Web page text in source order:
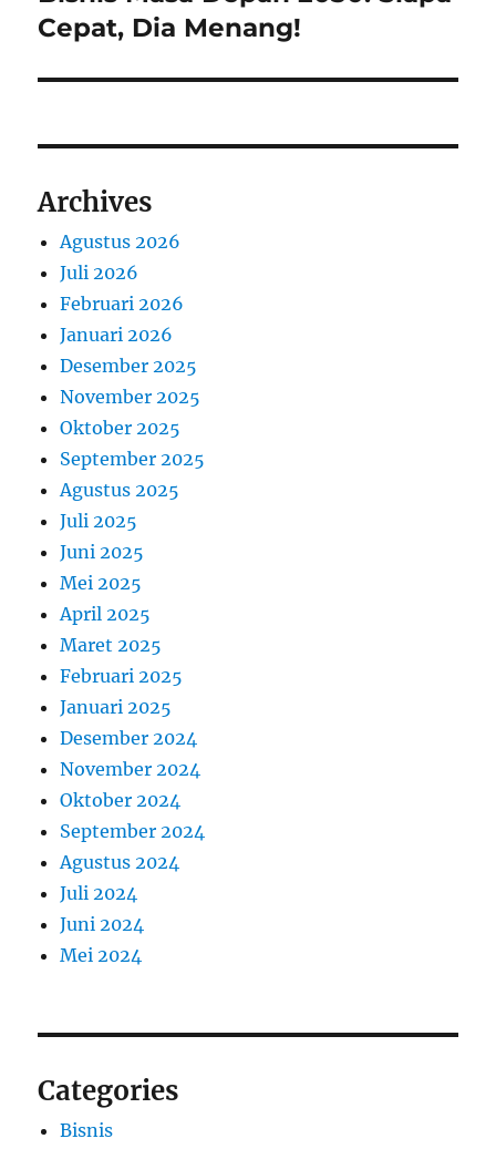
post:
Cepat, Dia Menang!
Archives
Agustus 2026
Juli 2026
Februari 2026
Januari 2026
Desember 2025
November 2025
Oktober 2025
September 2025
Agustus 2025
Juli 2025
Juni 2025
Mei 2025
April 2025
Maret 2025
Februari 2025
Januari 2025
Desember 2024
November 2024
Oktober 2024
September 2024
Agustus 2024
Juli 2024
Juni 2024
Mei 2024
Categories
Bisnis